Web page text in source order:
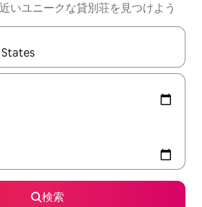
いユニークな貸別荘を見つけよう
たら、上下の矢印キーを使って移動するか
検索